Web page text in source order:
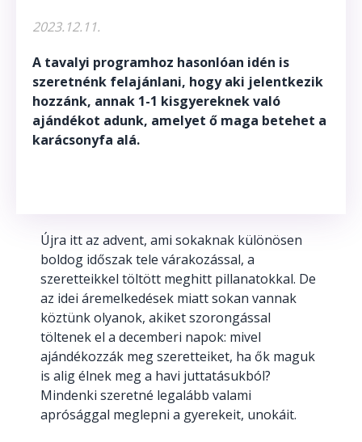
2023.12.11.
A tavalyi programhoz hasonlóan idén is
szeretnénk felajánlani, hogy aki jelentkezik
hozzánk, annak 1-1 kisgyereknek való
ajándékot adunk, amelyet ő maga betehet a
karácsonyfa alá.
Újra itt az advent, ami sokaknak különösen
boldog időszak tele várakozással, a
szeretteikkel töltött meghitt pillanatokkal. De
az idei áremelkedések miatt sokan vannak
köztünk olyanok, akiket szorongással
töltenek el a decemberi napok: mivel
ajándékozzák meg szeretteiket, ha ők maguk
is alig élnek meg a havi juttatásukból?
Mindenki szeretné legalább valami
aprósággal meglepni a gyerekeit, unokáit.